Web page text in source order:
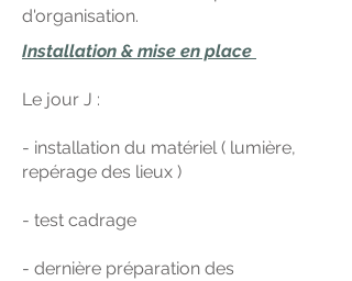
d'organisation.
Installation & mise en place
Le jour J :
- installation du matériel ( lumière,
repérage des lieux )
- test cadrage
- dernière préparation des